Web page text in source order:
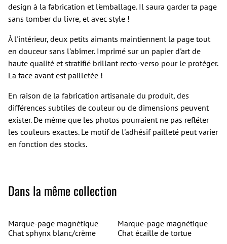
design à la fabrication et l'emballage. Il saura garder ta page
sans tomber du livre, et avec style !
À l'intérieur, deux petits aimants maintiennent la page tout
en douceur sans l'abîmer. Imprimé sur un papier d'art de
haute qualité et stratifié brillant recto-verso pour le protéger.
La face avant est pailletée !
En raison de la fabrication artisanale du produit, des
différences subtiles de couleur ou de dimensions peuvent
exister. De même que les photos pourraient ne pas refléter
les couleurs exactes. Le motif de l'adhésif pailleté peut varier
en fonction des stocks.
Dans la même collection
Marque-page magnétique
Chat sphynx blanc/crème
Marque-page magnétique
Chat écaille de tortue